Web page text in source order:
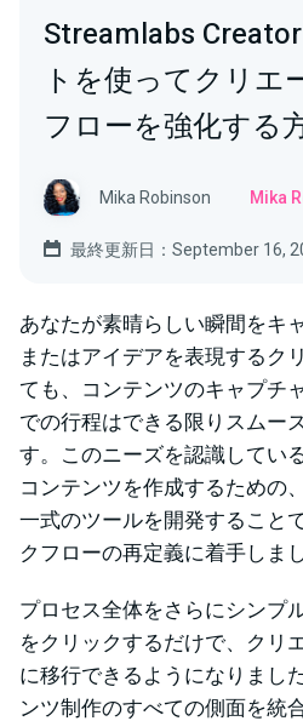
Streamlabs
トを使ってクリエ
フローを強化する
Mika Robinson Mika
最終更新日：September 16,
あなたが素晴らしい瞬間をキ
またはアイデアを表現するク
ても、コンテンツのキャプチ
での行程はできる限りスムー
す。このニーズを認識してい
コンテンツを作成するための
一式のツールを開発すること
クフローの再定義に着手しまし
プロセス全体をさらにシンプ
をクリックするだけで、クリ
に移行できるようになりまし
ンツ制作のすべての側面を統